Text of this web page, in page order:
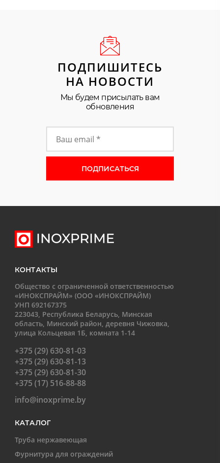
ПОДПИШИТЕСЬ
НА НОВОСТИ
Мы будем присылать вам
обновления
КОНТАКТЫ
Общество с ограниченной ответственностью
«ИНОКСПРАЙМ» (ООО «ИНОКСПРАЙМ)
УНП 692167375
223043, Республика Беларусь, Минская
область, Минский район, деревня Чижовка,
улица Кольцевая 1Б, комната 1-14
+375 (29) 630-81-03
+375 (29) 630-81-13
+375 (29) 630-81-30
+375 (17) 516-88-88
info@inoxprime.by
КАТАЛОГ
Труба нержавеющая
Фурнитура для ограждений